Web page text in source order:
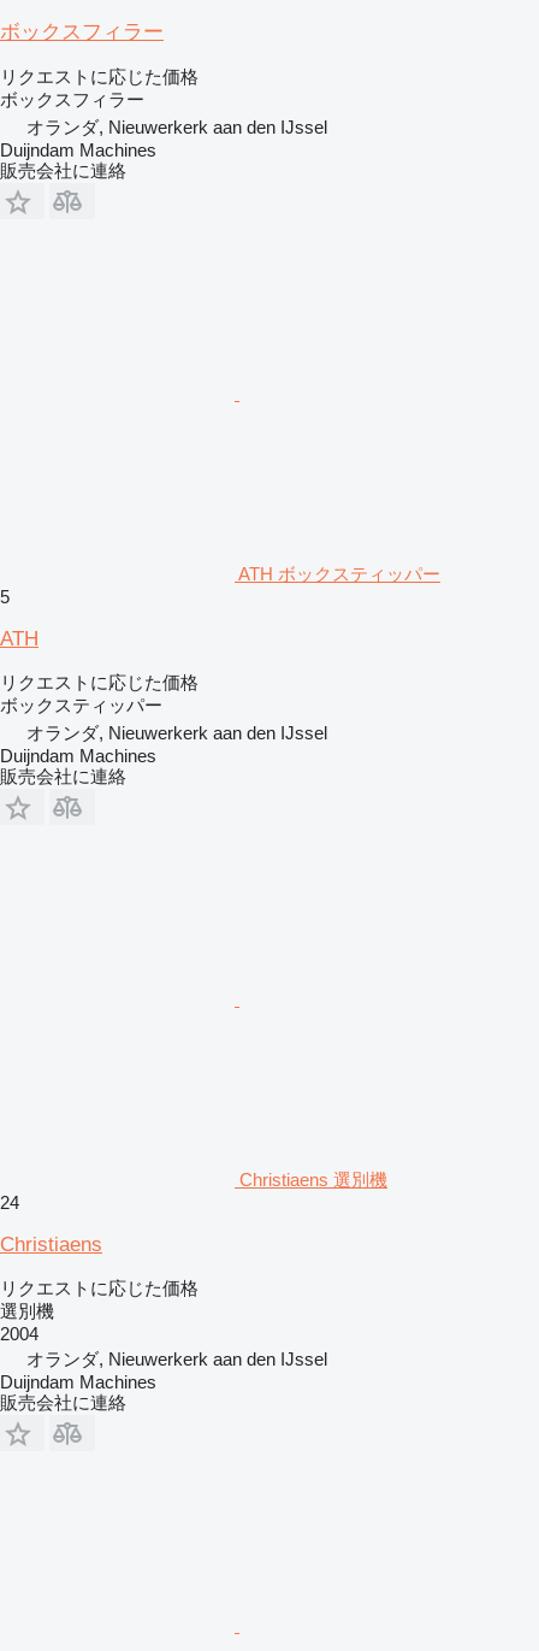
ボックスフィラー
リクエストに応じた価格
ボックスフィラー
オランダ, Nieuwerkerk aan den IJssel
Duijndam Machines
販売会社に連絡
ATH ボックスティッパー
5
ATH
リクエストに応じた価格
ボックスティッパー
オランダ, Nieuwerkerk aan den IJssel
Duijndam Machines
販売会社に連絡
Christiaens 選別機
24
Christiaens
リクエストに応じた価格
選別機
2004
オランダ, Nieuwerkerk aan den IJssel
Duijndam Machines
販売会社に連絡